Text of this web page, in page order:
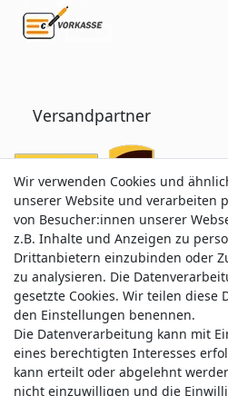
Versandpartner
Service & Kontakt
Wünschen Sie einen
service@nawajo.de
Wir verwenden Cookies und
unserer Website und verarbeiten
von Besucher:innen unserer
z.B. Inhalte und Anzeigen zu
Drittanbietern einzubinden oder
zu analysieren. Die
gesetzte Cookies. Wir teilen
den Einstellungen benennen.
Die Datenverarbeitung kann mit
eines berechtigten Interesses
kann erteilt oder abgelehnt
nicht einzuwilligen und die
Wir verwenden Cookies und
unserer Website und verarbeiten
von Besucher:innen unserer
z.B. Inhalte und Anzeigen zu
Drittanbietern einzubinden oder
zu analysieren. Die
gesetzte Cookies. Wir teilen
den Einstellungen benennen.
Die Datenverarbeitung kann mit
eines berechtigten Interesses
kann erteilt oder abgelehnt
nicht einzuwilligen und die